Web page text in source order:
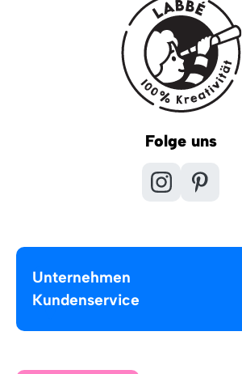
Folge uns
Unternehmen
Kundenservice